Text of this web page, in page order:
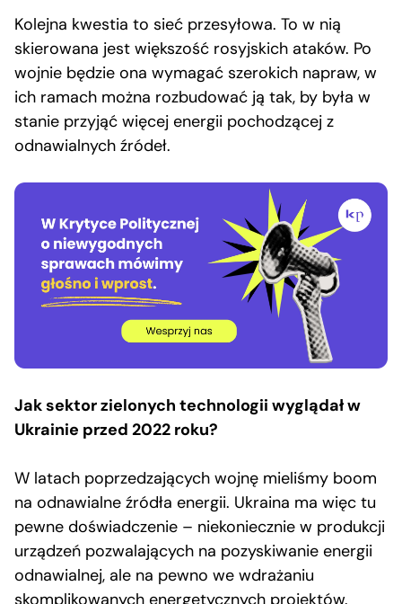
Kolejna kwestia to sieć przesyłowa. To w nią
skierowana jest większość rosyjskich ataków. Po
wojnie będzie ona wymagać szerokich napraw, w
ich ramach można rozbudować ją tak, by była w
stanie przyjąć więcej energii pochodzącej z
odnawialnych źródeł.
Jak sektor zielonych technologii wyglądał w
Ukrainie przed 2022 roku?
W latach poprzedzających wojnę mieliśmy boom
na odnawialne źródła energii. Ukraina ma więc tu
pewne doświadczenie – niekoniecznie w produkcji
urządzeń pozwalających na pozyskiwanie energii
odnawialnej, ale na pewno we wdrażaniu
skomplikowanych energetycznych projektów.